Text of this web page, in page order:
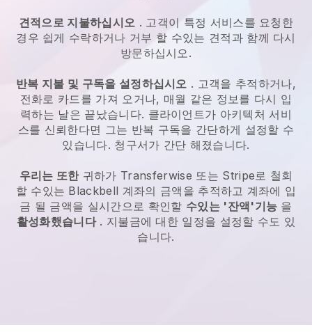
견적으로 지불하십시오 . 고객이 특정 서비스를 요청한
경우 쉽게 수락하거나 거부 할 수있는 견적과 함께 다시
방문하십시오.
반복 지불 및 구독을 설정하십시오 . 고객을 추적하거나,
전화로 카드를 가져 오거나, 매월 같은 정보를 다시 입
력하는 날은 끝났습니다. 클라이언트가 아키텍처 서비
스를 신뢰한다면 그는 반복 구독을 간단하게 설정할 수
있습니다. 청구서가 간단 해졌습니다.
우리는 또한귀하가 Transferwise 또는 Stripe로 철회
할 수있는 Blackbell 계좌의 금액을 추적하고 계좌에 입
금 될 금액을 실시간으로 확인할 수있는 '잔액'기능 을
활성화했습니다. 지불금에 대한 일정을 설정할 수도 있
습니다.